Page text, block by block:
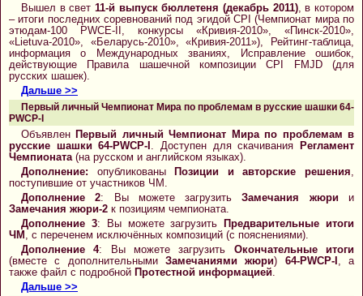
Вышел в свет 11-й выпуск бюллетеня (декабрь 2011), в котором
– итоги последних соревнований под эгидой CPI (Чемпионат мира по
этюдам-100 PWCE-II, конкурсы «Кривия-2010», «Пинск-2010»,
«Lietuva-2010», «Беларусь-2010», «Кривия-2011»), Рейтинг-таблица,
информация о Международных званиях, Исправление ошибок,
действующие Правила шашечной композиции CPI FMJD (для
русских шашек).
Дальше >>
Первый личный Чемпионат Мира по проблемам в русские шашки 64-
PWCP-I
ОбъявленПервый личный Чемпионат Мира по проблемам в
русские шашки 64-PWCP-I . Доступен для скачиванияРегламент
Чемпионата (на русском и английском языках).
Дополнение: опубликованыПозиции и авторские решения
поступившие от участников ЧМ.
Дополнение 2: Вы можете загрузитьЗамечания жюрии
Замечания жюри-2 к позициям чемпионата.
Дополнение 3: Вы можете загрузитьПредварительные итоги
ЧМ , с переченем исключённых композиций (с пояснениями).
Дополнение 4: Вы можете загрузить Окончательные итоги
(вместе с дополнительными Замечаниями жюри) 64-PWCP-I , а
также файл с подробной Протестной информацией
Дальше >>